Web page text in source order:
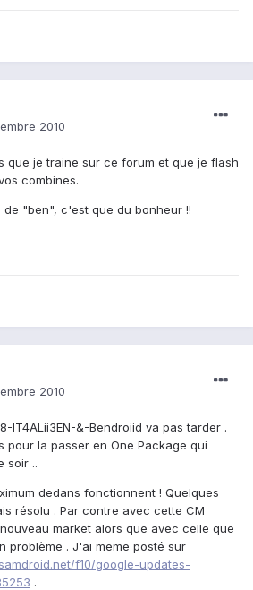
2010
que je traine sur ce forum et que je flash
combines.
"ben", c'est que du bonheur !!
2010
IT4ALii3EN-&-Bendroiid va pas tarder .
pour la passer en One Package qui
soir ..
dedans fonctionnent ! Quelques
résolu . Par contre avec cette CM
market alors que avec celle que
problème . J'ai meme posté sur
f10/google-updates-
.